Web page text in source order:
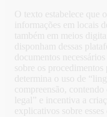
O texto estabelece que
informações em locais
também em meios
disponham dessas
documentos
sobre os
determina o uso de
compreensão,
legal” e incentiva a
explicativos sobre esses